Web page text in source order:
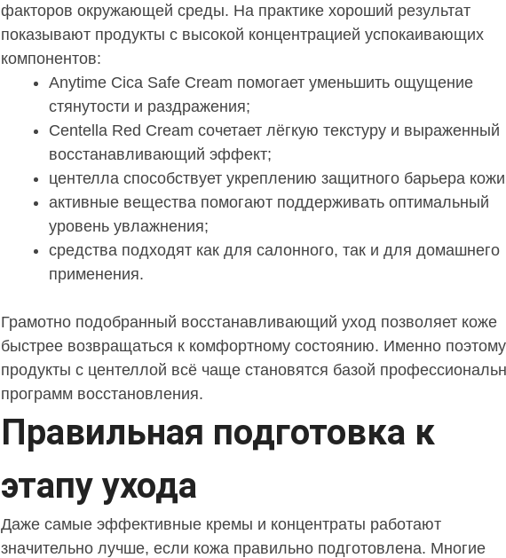
факторов окружающей среды. На практике хороший результат
показывают продукты с высокой концентрацией успокаивающих
компонентов:
Anytime Cica Safe Cream помогает уменьшить ощущение
стянутости и раздражения;
Centella Red Cream сочетает лёгкую текстуру и выраженный
восстанавливающий эффект;
центелла способствует укреплению защитного барьера
активные вещества помогают поддерживать оптимальный
уровень увлажнения;
средства подходят как для салонного, так и для домашнего
применения.
Грамотно подобранный восстанавливающий уход позволяет коже
быстрее возвращаться к комфортному состоянию. Именно поэтому
продукты с центеллой всё чаще становятся базой
программ восстановления.
Правильная подготовка к
этапу ухода
Даже самые эффективные кремы и концентраты работают
значительно лучше, если кожа правильно подготовлена. Многие